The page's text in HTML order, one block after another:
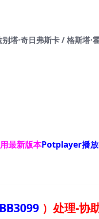
塔·奇日弗斯卡 / 格斯塔
最新版本Potplayer播
） 处理-协